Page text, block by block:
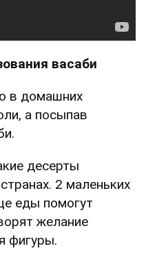
васаби
в домашних
а посыпав
десерты
2 маленьких
еды помогут
желание
фигуры.